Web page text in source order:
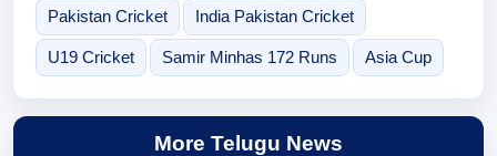
Pakistan Cricket India Pakistan Cricket
U19 Cricket Samir Minhas 172 Runs Asia Cup
More Telugu News